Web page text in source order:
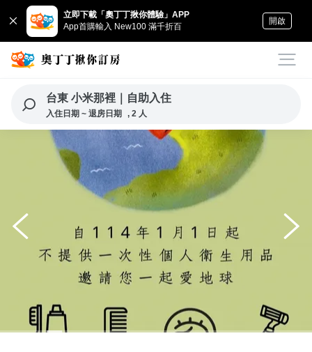
立即下載「奧丁丁揪你體驗」APP
App首購輸入 New100 滿千折百
開啟
台東 小米那裡｜自助入住
入住日期 ~ 退房日期 , 2 人